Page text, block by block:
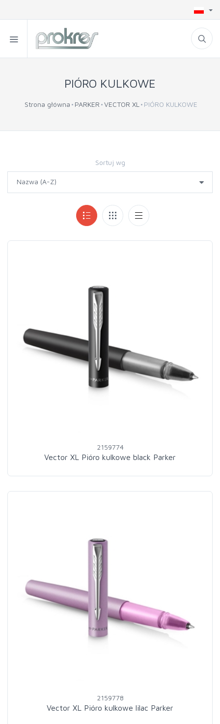
PIÓRO KULKOWE
Strona główna PARKER VECTOR XL PIÓRO KULKOWE
Sortuj wg
2159774
Vector XL Pióro kulkowe black Parker
2159778
Vector XL Pióro kulkowe lilac Parker